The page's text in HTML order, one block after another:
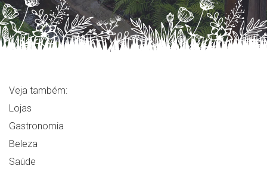
Veja também:
Lojas
Gastronomia
Beleza
Saúde